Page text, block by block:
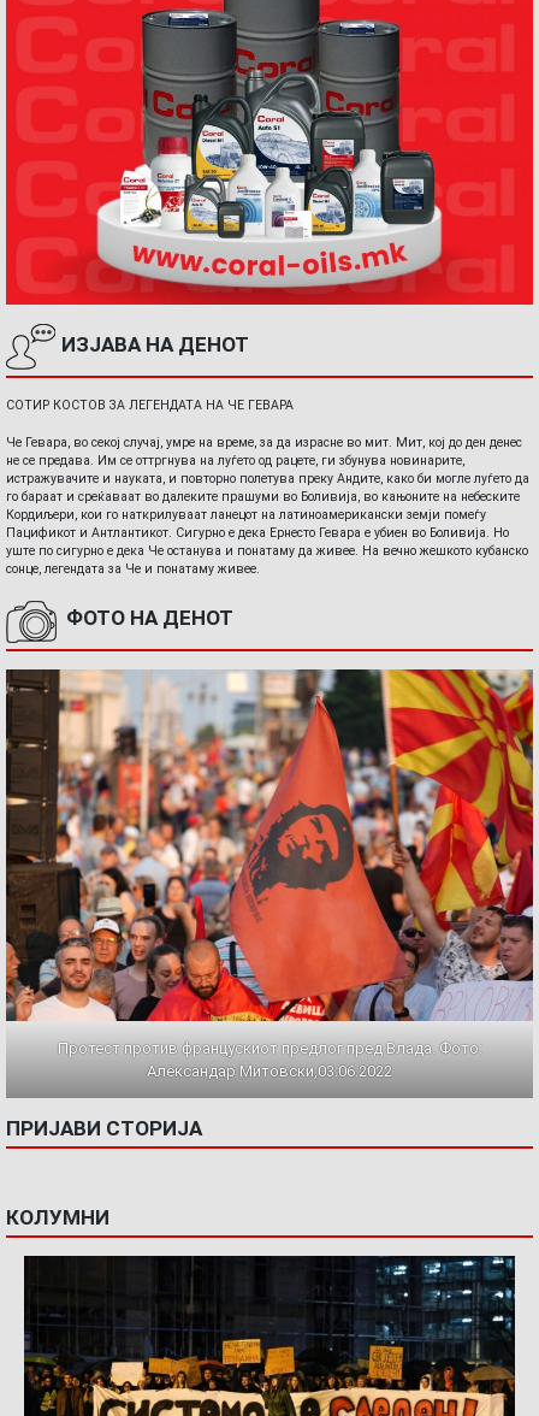
ИЗЈАВА НА ДЕНОТ
СОТИР КОСТОВ ЗА ЛЕГЕНДАТА НА ЧЕ ГЕВАРА
Че Гевара, во секој случај, умре на време, за да израсне во мит. Мит, кој до ден денес
не се предава. Им се оттргнува на луѓето од рацете, ги збунува новинарите,
истражувачите и науката, и повторно полетува преку Андите, како би могле луѓето да
го бараат и среќаваат во далеките прашуми во Боливија, во кањоните на небеските
Кордиљери, кои го наткрилуваат ланецот на латиноамерикански земји помеѓу
Пацификот и Антлантикот. Сигурно е дека Ернесто Гевара е убиен во Боливија. Но
уште по сигурно е дека Че останува и понатаму да живее. На вечно жешкото кубанско
сонце, легендата за Че и понатаму живее.
ФОТО НА ДЕНОТ
Протест против францускиот предлог пред Влада. Фото:
Александар Митовски,03.06.2022
ПРИЈАВИ СТОРИЈА
КОЛУМНИ